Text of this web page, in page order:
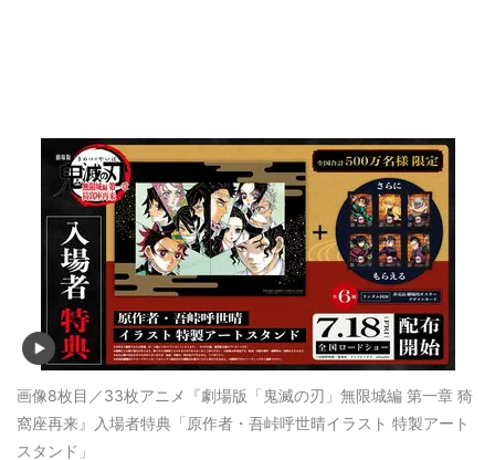
画像8枚目／33枚アニメ『劇場版「鬼滅の刃」無限城編 第一章 猗
窩座再来』入場者特典「原作者・吾峠呼世晴イラスト 特製アート
スタンド」